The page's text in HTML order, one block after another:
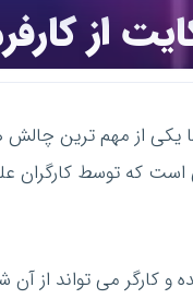
از
یکی از مهم ترین
کارگر می تواند از آن